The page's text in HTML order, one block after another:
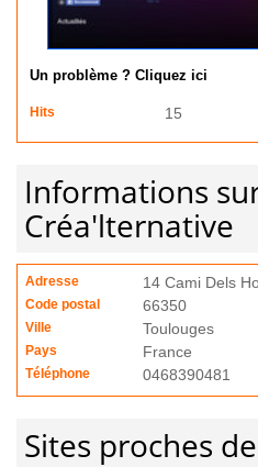
Un problème ? Cliquez ici
Hits 15
Informations
Créa'lternative
Adresse 14 Cami Dels
Code postal 66350
Ville Toulouges
Pays France
Téléphone 0468390481
Sites proches